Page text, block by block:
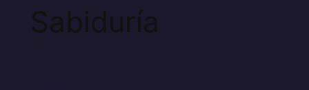
Sabiduría